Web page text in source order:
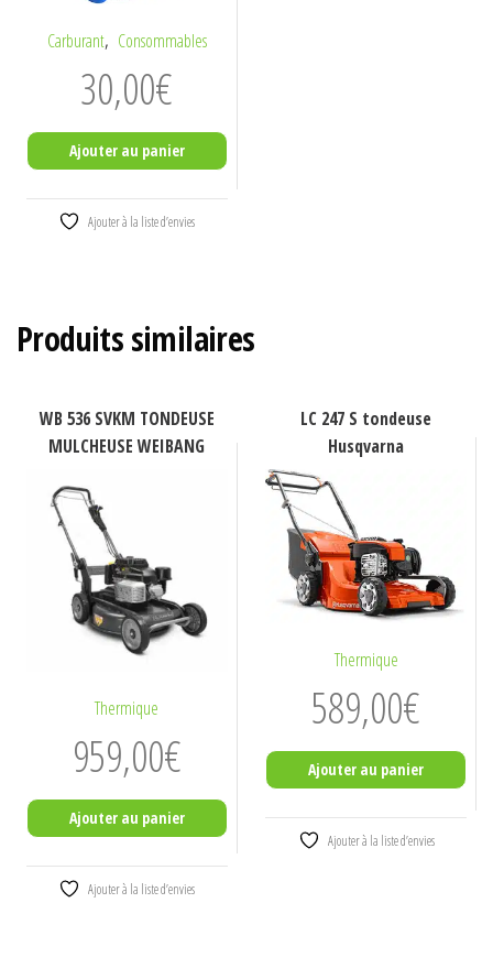
Carburant, Consommables
30,00€
Ajouter au panier
Ajouter à la liste d’envies
Produits similaires
WB 536 SVKM TONDEUSE
MULCHEUSE WEIBANG
Thermique
959,00€
Ajouter au panier
Ajouter à la liste d’envies
LC 247 S tondeuse
Husqvarna
Thermique
589,00€
Ajouter au panier
Ajouter à la liste d’envies